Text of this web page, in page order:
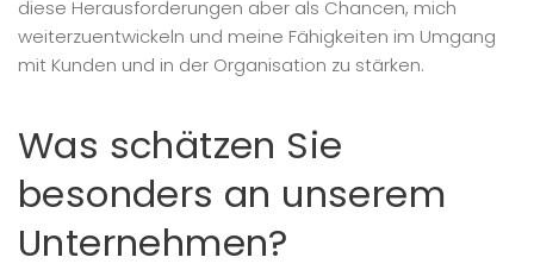
diese Herausforderungen aber als Chancen, mich
weiterzuentwickeln und meine Fähigkeiten im Umgang
mit Kunden und in der Organisation zu stärken.
Was schätzen Sie
besonders an unserem
Unternehmen?